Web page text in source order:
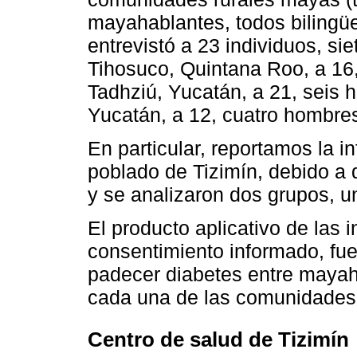
mayahablantes, todos
entrevistó a 23 individuos,
Tihosuco, Quintana Roo, a
Tadhziú, Yucatán, a 21, seis
Yucatán, a 12, cuatro
En particular, reportamos la
poblado de Tizimín, debido a
y se analizaron dos grupos,
El producto aplicativo de las
consentimiento informado,
padecer diabetes entre
cada una de las
Centro de salud de Tizimín